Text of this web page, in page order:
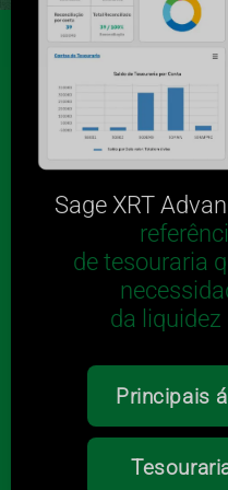
Sage XRT
de tesouraria
da
Principais